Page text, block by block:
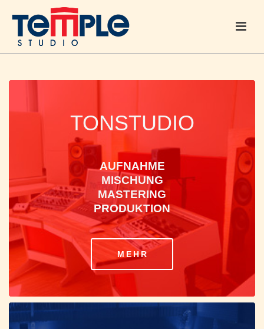
TONSTUDIO
AUFNAHME
MISCHUNG
MASTERING
PRODUKTION
MEHR